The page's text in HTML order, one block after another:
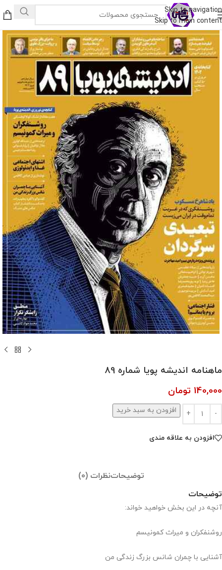
Skip to navigation
Skip to main content
ماهنامه اندیشه پویا شماره 89
140,000 تومان
افزودن به سبد خرید
افزودن به علاقه مندی
توضیحاتنظرات (0)
توضیحات
آنچه در این بخش خواهید خواند:
روشنفکران و میراث کمونیسم
آشنایی با چمران شانس بزرگ زندگی من